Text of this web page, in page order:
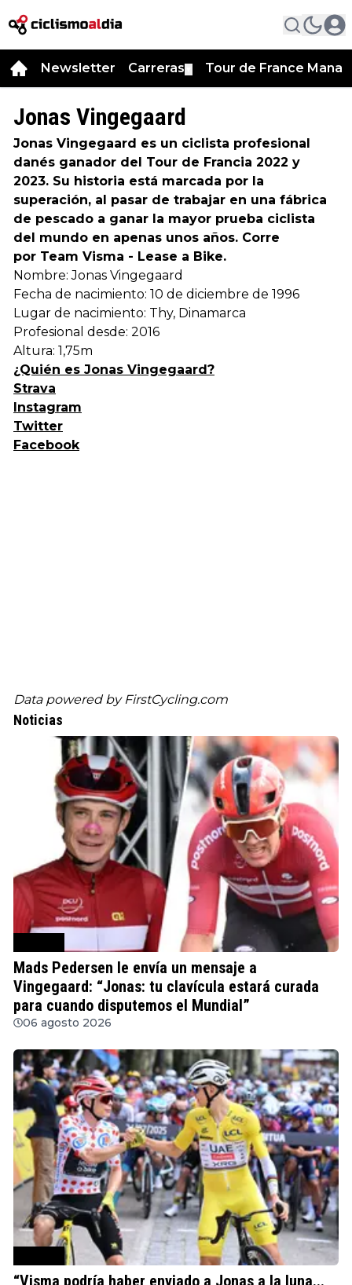
Newsletter Carreras Tour de France
Jonas Vingegaard
Jonas Vingegaard es un ciclista profesional
danés ganador del Tour de Francia 2022 y
2023. Su historia está marcada por la
superación, al pasar de trabajar en una fábrica
de pescado a ganar la mayor prueba ciclista
del mundo en apenas unos años. Corre
por Team Visma - Lease a Bike.
Nombre: Jonas Vingegaard
Fecha de nacimiento: 10 de diciembre de 1996
Lugar de nacimiento: Thy, Dinamarca
Profesional desde: 2016
Altura: 1,75m
¿Quién es Jonas Vingegaard?
Strava
Instagram
Twitter
Facebook
Data powered by FirstCycling.com
Noticias
Mads Pedersen le envía un mensaje a
Vingegaard: “Jonas: tu clavícula estará curada
para cuando disputemos el Mundial”
06 agosto 2026
“Visma podría haber enviado a Jonas a la luna...